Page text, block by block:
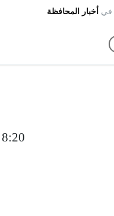
في أخبار المحافظة
8:20 pm